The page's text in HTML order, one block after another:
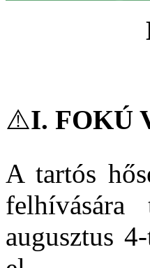
⚠️I. FOKÚ
A tartós
felhívására
augusztus